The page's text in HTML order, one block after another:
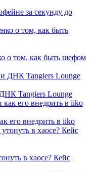
за секунду до
о том, как быть шефом
Tangiers Lounge
его внедрить в iiko
в хаосе? Кейс